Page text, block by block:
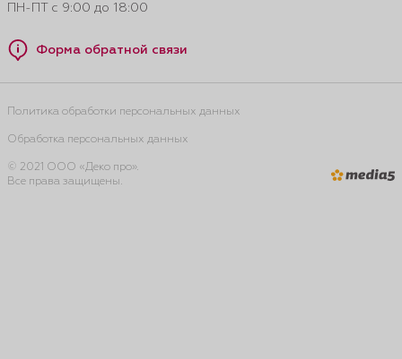
ПН-ПТ с 9:00 до 18:00
Форма обратной связи
Политика обработки персональных данных
Обработка персональных данных
© 2021 ООО «Деко про».
Все права защищены.